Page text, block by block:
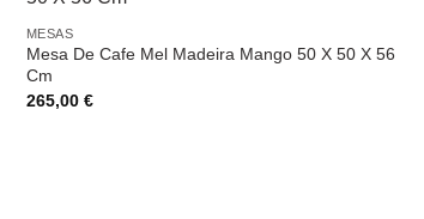
MESAS
Mesa De Cafe Mel Madeira Mango 50 X 50 X 56
Cm
265,00 €